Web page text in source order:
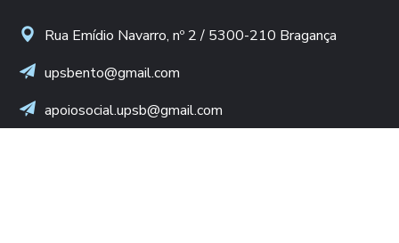
Rua Emídio Navarro, nº 2 / 5300-210 Bragança
upsbento@gmail.com
apoiosocial.upsb@gmail.com